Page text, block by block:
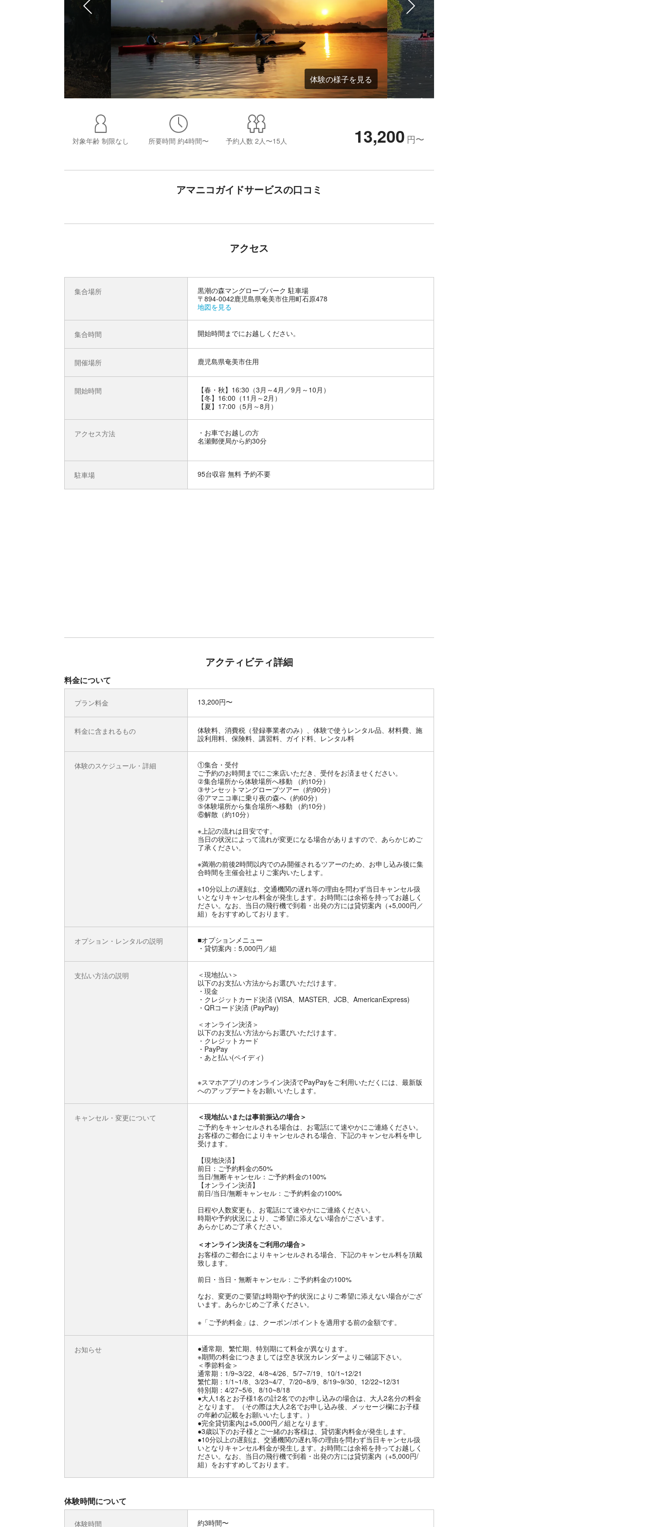
体験の様子を見る
対象年齢 制限なし 所要時間 約4時間〜 予約人数 2人〜15人 13,200 円〜
アマニコガイドサービスの口コミ
アクセス
集合場所
黒潮の森マングローブパーク 駐車場
〒894-0042鹿児島県奄美市住用町石原478
地図を見る
集合時間 開始時間までにお越しください。
開催場所 鹿児島県奄美市住用
開始時間
【春・秋】16:30（3月～4月／9月～10月）
【冬】16:00（11月～2月）
【夏】17:00（5月～8月）
アクセス方法
お車でお越しの方
名瀬郵便局から約30分
駐車場 95台収容 無料 予約不要
アクティビティ詳細
料金について
プラン料金 13,200円〜
料金に含まれるもの
体験料、消費税（登録事業者のみ）、体験で使うレンタル品、材料費、施
設利用料、保険料、講習料、ガイド料、レンタル料
体験のスケジュール・詳細
①集合・受付
ご予約のお時間までにご来店いただき、受付をお済ませください。
②集合場所から体験場所へ移動 （約10分）
③サンセットマングローブツアー（約90分）
④アマニコ車に乗り夜の森へ（約60分）
⑤体験場所から集合場所へ移動 （約10分）
⑥解散（約10分）
※上記の流れは目安です。
当日の状況によって流れが変更になる場合がありますので、あらかじめご
了承ください。
※満潮の前後2時間以内でのみ開催されるツアーのため、お申し込み後に集
合時間を主催会社よりご案内いたします。
※10分以上の遅刻は、交通機関の遅れ等の理由を問わず当日キャンセル扱
いとなりキャンセル料金が発生します。お時間には余裕を持ってお越しく
ださい。なお、当日の飛行機で到着・出発の方には貸切案内（+5,000円／
組）をおすすめしております。
オプション・レンタルの説明
■オプションメニュー
・貸切案内：5,000円／組
支払い方法の説明
＜現地払い＞
以下のお支払い方法からお選びいただけます。
・現金
・クレジットカード決済 (VISA、MASTER、JCB、AmericanExpress)
・QRコード決済 (PayPay)
＜オンライン決済＞
以下のお支払い方法からお選びいただけます。
・クレジットカード
・PayPay
・あと払い(ペイディ)
※スマホアプリのオンライン決済でPayPayをご利用いただくには、最新版
へのアップデートをお願いいたします。
キャンセル・変更について
＜現地払いまたは事前振込の場合＞
ご予約をキャンセルされる場合は、お電話にて速やかにご連絡ください。
お客様のご都合によりキャンセルされる場合、下記のキャンセル料を申し
受けます。
【現地決済】
前日：ご予約料金の50%
当日/無断キャンセル：ご予約料金の100%
【オンライン決済】
前日/当日/無断キャンセル：ご予約料金の100%
日程や人数変更も、お電話にて速やかにご連絡ください。
時期や予約状況により、ご希望に添えない場合がございます。
あらかじめご了承ください。
＜オンライン決済をご利用の場合＞
お客様のご都合によりキャンセルされる場合、下記のキャンセル料を頂戴
致します。
前日・当日・無断キャンセル：ご予約料金の100%
なお、変更のご要望は時期や予約状況によりご希望に添えない場合がござ
います。あらかじめご了承ください。
※「ご予約料金」は、クーポン/ポイントを適用する前の金額です。
お知らせ
●通常期、繁忙期、特別期にて料金が異なります。
※期間の料金につきましては空き状況カレンダーよりご確認下さい。
＜季節料金＞
通常期：1/9~3/22、4/8~4/26、5/7~7/19、10/1~12/21
繁忙期：1/1~1/8、3/23~4/7、7/20~8/9、8/19~9/30、12/22~12/31
特別期：4/27~5/6、8/10~8/18
●大人1名とお子様1名の計2名でのお申し込みの場合は、大人2名分の料金
となります。（その際は大人2名でお申し込み後、メッセージ欄にお子様
の年齢の記載をお願いいたします。）
●完全貸切案内は+5,000円／組となります。
●3歳以下のお子様とご一緒のお客様は、貸切案内料金が発生します。
●10分以上の遅刻は、交通機関の遅れ等の理由を問わず当日キャンセル扱
いとなりキャンセル料金が発生します。お時間には余裕を持ってお越しく
ださい。なお、当日の飛行機で到着・出発の方には貸切案内（+5,000円/
組）をおすすめしております。
体験時間について
体験時間 約3時間〜